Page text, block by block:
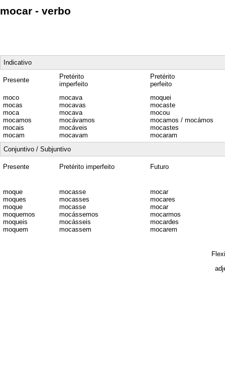
mocar - verbo
Indicativo
Presente
Pretérito
imperfeito
Pretérito
perfeito
moco
mocas
moca
mocamos
mocais
mocam
mocava
mocavas
mocava
mocávamos
mocáveis
mocavam
moquei
mocaste
mocou
mocamos / mocámos
mocastes
mocaram
Conjuntivo / Subjuntivo
Presente Pretérito imperfeito Futuro
moque
moques
moque
moquemos
moqueis
moquem
mocasse
mocasses
mocasse
mocássemos
mocásseis
mocassem
mocar
mocares
mocar
mocarmos
mocardes
mocarem